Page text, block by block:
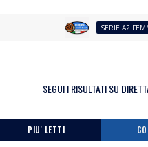
SERIE A2 FEMMINILE
SEGUI I RISULTATI SU
PIU' LETTI